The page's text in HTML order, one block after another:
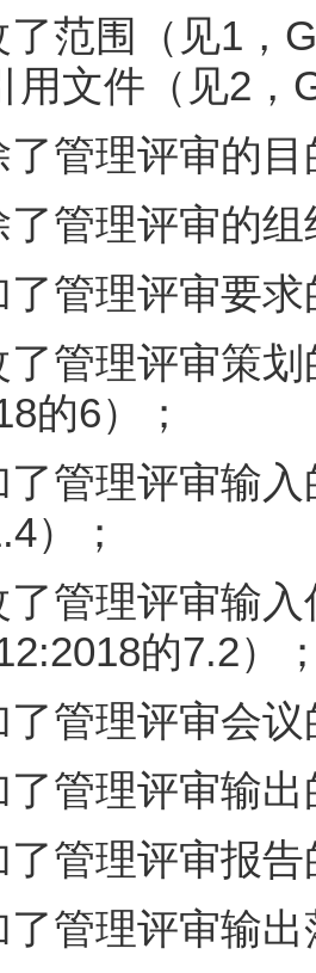
范围（见1 ，
用文件（见2 ，
管理评审的目
管理评审的组
管理评审要求
管理评审策划
的6）；
管理评审输入
）；
管理评审输入
的7.2）
管理评审会议
管理评审输出
管理评审报告
管理评审输出